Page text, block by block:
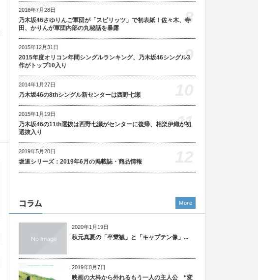
2016年7月28日
乃木坂46さゆりんご軍団が「スピリッツ」で初表紙！佐々木、寺
田、かりんが軍団内部の丸秘話を暴露
8
2015年12月31日
2015年度オリコン年間シングルランキング、乃木坂46シングル3
作がトップ10入り
9
2014年1月27日
乃木坂46の8thシングル新センターは西野七瀬
2015年1月19日
乃木坂46の11th選抜は西野七瀬がセンターに復帰、相楽伊織が初
選抜入り
11
2019年5月20日
坂道シリーズ：2019年6月の掲載誌・商品情報
コラム
2020年1月19日
秋元真夏の「卒業観」と「キャプテン像」...
2019年8月7日
映画の大枠から外れるもう一人の主人公 “変
More